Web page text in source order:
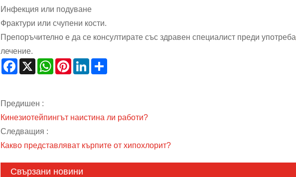
Инфекция или подуване
Фрактури или счупени кости.
Препоръчително е да се консултирате със здравен специалист преди употреба
лечение.
Facebook
X WhatsAppPinterestLinkedIn
Предишен :
Кинезиотейпингът наистина ли работи?
Следващия :
Какво представляват кърпите от хипохлорит?
Свързани новини